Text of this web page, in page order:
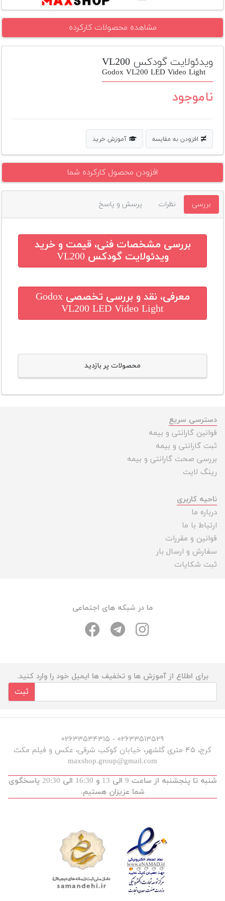
پلاس
افزودن
محصول
دست
دوم
دوربین
بله
مشاهده محصولات کارکرده
ویدئولایت گودکس VL200
Godox VL200 LED Video Light
ناموجود
افزودن به مقایسه آموزش خرید
افزودن محصول کارکرده شما
بررسی نظرات پرسش و پاسخ
بررسی مشخصات فنی، قیمت و خرید
ویدئولایت گودکس VL200
معرفی، نقد و بررسی تخصصیGodox
VL200 LED Video Light
محصولات پر بازدید
دسترسی سریع
قوانین گارانتی و بیمه
ثبت گارانتی و بیمه
بررسی صحت گارانتی و بیمه
رینگ لایت
ناحیه کاربری
درباره ما
ارتباط با ما
قوانین و مقررات
سفارش و ارسال بار
ثبت شکایات
ما در شبکه های اجتماعی
برای اطلاع از آموزش ها و تخفیف ها ایمیل خود را وارد کنید.
ثبت
۰۲۶۳۳۵۱۳۵۲۹ - ۰۲۶۳۳۵۳۴۳۱۵
کرج، ۴۵ متری گلشهر، خیابان کوکب شرقی، عکس و فیلم مکث
maxshop.group@gmail.com
شنبه تا پنجشنبه از ساعت 9 الی 13 و 16:30 الی 20:30 پاسخگوی
شما عزیزان هستیم.